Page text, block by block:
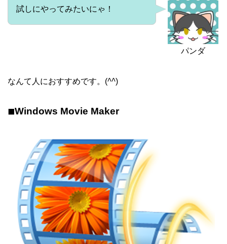
パンダ
試しにやってみたいにゃ！
なんて人におすすめです。(^^)
◾︎Windows Movie Maker